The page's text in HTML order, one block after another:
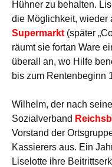
Hühner zu behalten.
die Möglichkeit, wieder
Supermarkt (später
räumt sie fortan Ware
überall an, wo Hilfe
bis zum Rentenbeginn
Wilhelm, der nach
Sozialverband
Vorstand der
Kassierers aus. Ein
Liselotte ihre